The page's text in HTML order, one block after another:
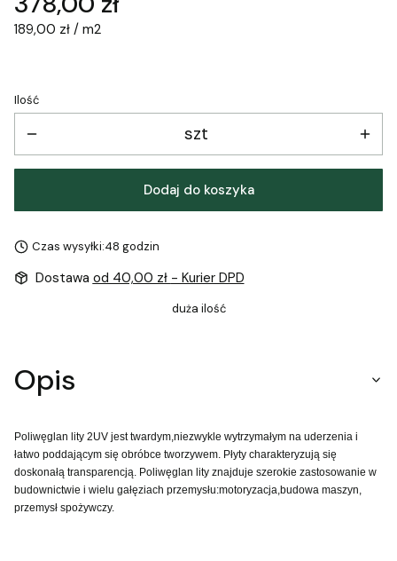
189,00 zł / m2
Ilość
szt
Dodaj do koszyka
Czas wysyłki:48 godzin
Dostawa od 40,00 zł - Kurier DPD
duża ilość
Opis
Poliwęglan lity 2UV jest twardym,niezwykle wytrzymałym na uderzenia i
łatwo poddającym się obróbce tworzywem. Płyty charakteryzują się
doskonałą transparencją. Poliwęglan lity znajduje szerokie zastosowanie w
budownictwie i wielu gałęziach przemysłu:motoryzacja,budowa maszyn,
przemysł spożywczy.